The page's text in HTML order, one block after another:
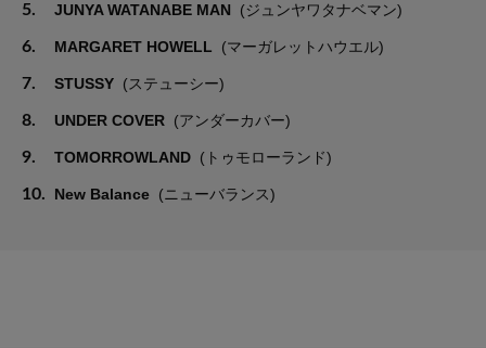
5. JUNYA WATANABE MAN (ジュンヤワタナベマン)
6. MARGARET HOWELL (マーガレットハウエル)
7. STUSSY (ステューシー)
8. UNDER COVER (アンダーカバー)
9. TOMORROWLAND (トゥモローランド)
10. New Balance (ニューバランス)